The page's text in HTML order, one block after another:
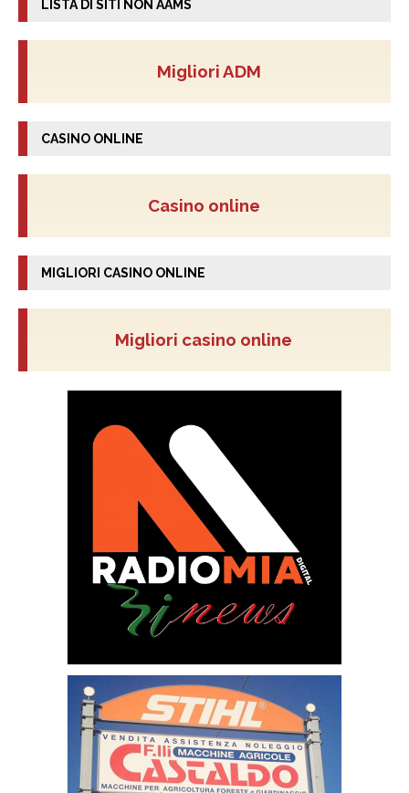
LISTA DI SITI NON AAMS
Migliori ADM
CASINO ONLINE
Casino online
MIGLIORI CASINO ONLINE
Migliori casino online